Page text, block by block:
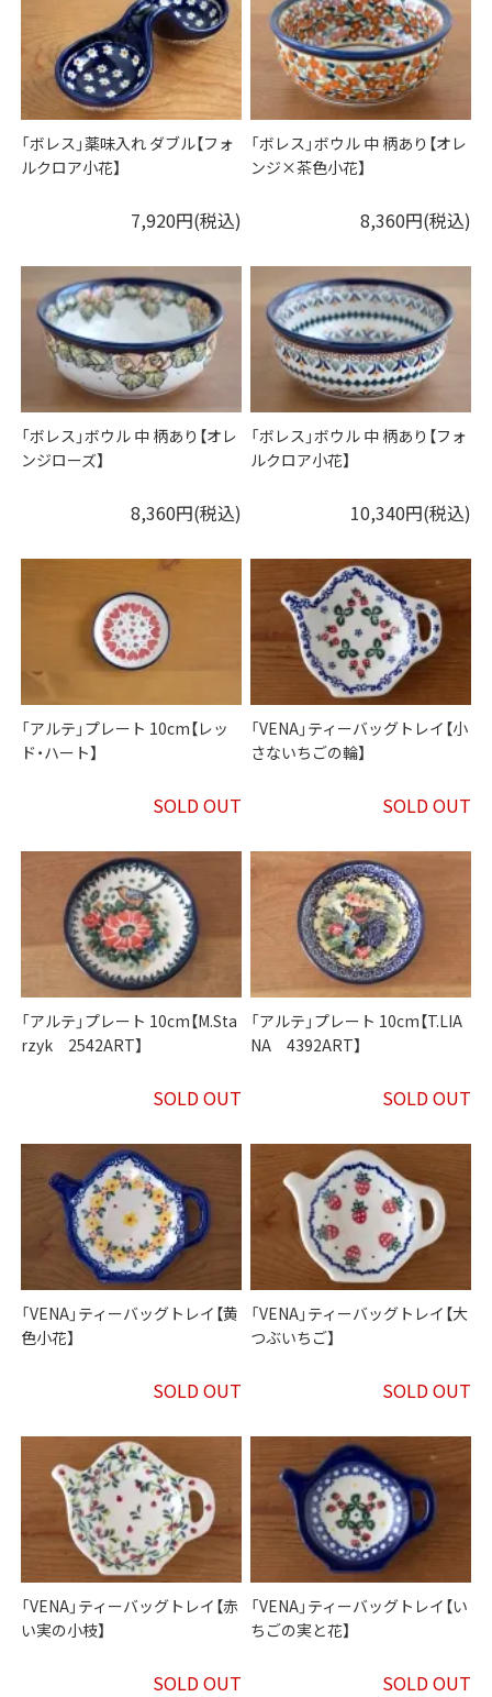
「ボレス」薬味入れ ダブル【フォ
ルクロア小花】
7,920円(税込)
「ボレス」ボウル 中 柄あり【オレ
ンジ×茶色小花】
8,360円(税込)
「ボレス」ボウル 中 柄あり【オレ
ンジローズ】
8,360円(税込)
「ボレス」ボウル 中 柄あり【フォ
ルクロア小花】
10,340円(税込)
「アルテ」プレート 10cm【レッ
ド・ハート】
SOLD OUT
「VENA」ティーバッグトレイ【小
さないちごの輪】
SOLD OUT
「アルテ」プレート 10cm【M.Sta
rzyk 2542ART】
SOLD OUT
「アルテ」プレート 10cm【T.LIA
NA 4392ART】
SOLD OUT
「VENA」ティーバッグトレイ【黄
色小花】
SOLD OUT
「VENA」ティーバッグトレイ【大
つぶいちご】
SOLD OUT
「VENA」ティーバッグトレイ【赤
い実の小枝】
SOLD OUT
「VENA」ティーバッグトレイ【い
ちごの実と花】
SOLD OUT